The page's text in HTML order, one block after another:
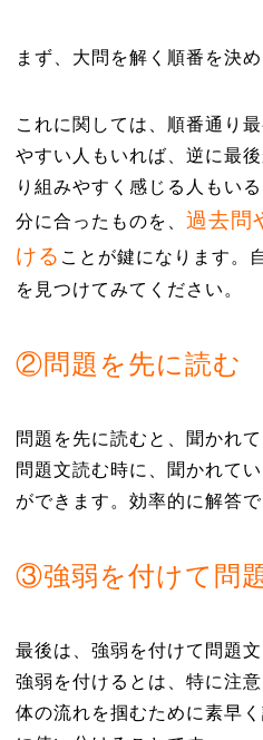
まず、大問を解く順番を決め
これに関しては、順番通り
やすい人もいれば、逆に最
り組みやすく感じる人もい
分に合ったものを、 過去問
ける ことが鍵になります。
を見つけてみてください。
②問題を先に読む
問題を先に読むと、聞かれ
問題文読む時に、聞かれて
ができます。効率的に解答
③強弱を付けて問
最後は、強弱を付けて問題
強弱を付けるとは、特に注
体の流れを掴むために素早